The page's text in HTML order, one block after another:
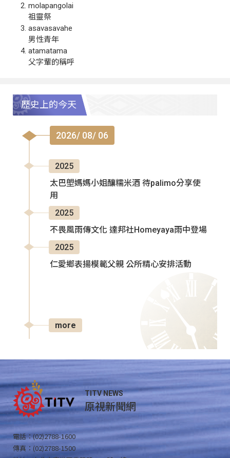
molapangolai
祖靈祭
asavasavahe
男性青年
atamatama
父字輩的稱呼
歷史上的今天
2026/ 08/ 06
2025
太巴塱媽媽小姐釀糯米酒 待palimo分享使
用
2025
不畏風雨傳文化 達邦社Homeyaya雨中登場
2025
仁愛鄉表揚模範父親 公所精心安排活動
more
TITV NEWS
原視新聞網
電話：(02)2788-1600
傳真：(02)2788-1500